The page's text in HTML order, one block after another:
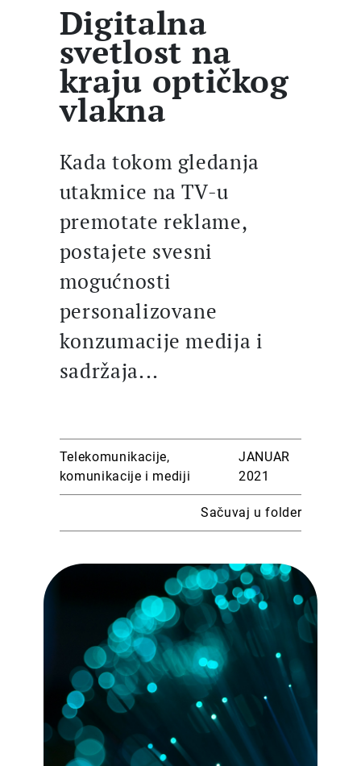
Digitalna
svetlost na
kraju optičkog
vlakna
Kada tokom gledanja
utakmice na TV-u
premotate reklame,
postajete svesni
mogućnosti
personalizovane
konzumacije medija i
sadržaja...
Telekomunikacije,
komunikacije i mediji
JANUAR
2021
Sačuvaj u folder